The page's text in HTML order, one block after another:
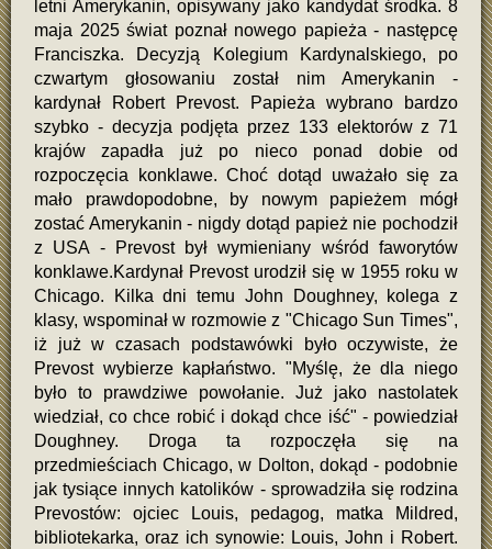
letni Amerykanin, opisywany jako kandydat środka. 8
maja 2025 świat poznał nowego papieża - następcę
Franciszka. Decyzją Kolegium Kardynalskiego, po
czwartym głosowaniu został nim Amerykanin -
kardynał Robert Prevost. Papieża wybrano bardzo
szybko - decyzja podjęta przez 133 elektorów z 71
krajów zapadła już po nieco ponad dobie od
rozpoczęcia konklawe. Choć dotąd uważało się za
mało prawdopodobne, by nowym papieżem mógł
zostać Amerykanin - nigdy dotąd papież nie pochodził
z USA - Prevost był wymieniany wśród faworytów
konklawe.Kardynał Prevost urodził się w 1955 roku w
Chicago. Kilka dni temu John Doughney, kolega z
klasy, wspominał w rozmowie z "Chicago Sun Times",
iż już w czasach podstawówki było oczywiste, że
Prevost wybierze kapłaństwo. "Myślę, że dla niego
było to prawdziwe powołanie. Już jako nastolatek
wiedział, co chce robić i dokąd chce iść" - powiedział
Doughney. Droga ta rozpoczęła się na
przedmieściach Chicago, w Dolton, dokąd - podobnie
jak tysiące innych katolików - sprowadziła się rodzina
Prevostów: ojciec Louis, pedagog, matka Mildred,
bibliotekarka, oraz ich synowie: Louis, John i Robert.